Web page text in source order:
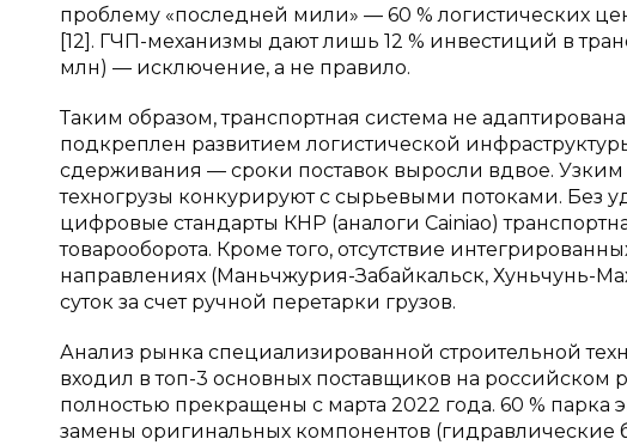
проблему «последней мили» — 60 % логистических
[12]. ГЧП-механизмы дают лишь 12 % инвестиций в
млн) — исключение, а не правило.
Таким образом, транспортная система не
подкреплен развитием логистической
сдерживания — сроки поставок выросли вдвое.
техногрузы конкурируют с сырьевыми потоками. Без
цифровые стандарты КНР (аналоги Cainiao)
товарооборота. Кроме того, отсутствие
направлениях (Маньчжурия-Забайкальск, Хуньчунь-
суток за счет ручной перетарки грузов.
Анализ рынка специализированной строительной
входил в топ-3 основных поставщиков на
полностью прекращены с марта 2022 года. 60 % парка
замены оригинальных компонентов (гидравлические